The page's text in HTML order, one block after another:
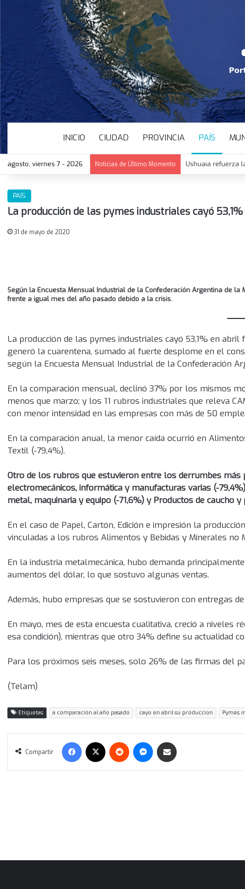
INICIO CIUDAD PROVINCIA PAÍS
agosto, viernes 7 - 2026 Noticias de Último Momento Ushuaia refuerza
PAÍS
La producción de las pymes industriales cayó
31 de mayo de 2020
Según la Encuesta Mensual Industrial de la Confederación Argentina de
frente a igual mes del año pasado debido a la crisis.
La producción de las pymes industriales cayó 53,1% en
generó la cuarentena, sumado al fuerte desplome en el
según la Encuesta Mensual Industrial de la Confederación
En la comparación mensual, declinó 37% por los mismos
menos que marzo; y los 11 rubros industriales que releva
con menor intensidad en las empresas con más de 50
En la comparación anual, la menor caída ocurrió en
Textil (-79,4%).
Otro de los rubros que estuvieron entre los derrumbes
electromecánicos, informática y manufacturas varias (-
metal, maquinaria y equipo (-71,6%) y Productos de caucho
En el caso de Papel, Cartón, Edición e impresión la
vinculadas a los rubros Alimentos y Bebidas y Minerales no
En la industria metalmecánica, hubo demanda
aumentos del dólar, lo que sostuvo algunas ventas.
Además, hubo empresas que se sostuvieron con entregas
En mayo, mes de esta encuesta cualitativa, creció a niveles
esa condición), mientras que otro 34% define su actualidad
Para los próximos seis meses, solo 26% de las firmas del
(Telam)
Etiquetas a comparación al año pasado cayo en abril su produccion Pymes
Compartir
Facebook Reddit Messenger